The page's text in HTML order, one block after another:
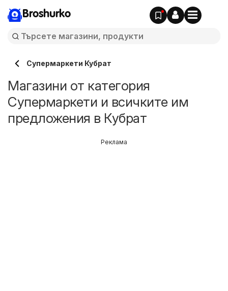
Broshurko
Супермаркети Кубрат
Магазини от категория
Супермаркети и всичките им
предложения в Кубрат
Реклама